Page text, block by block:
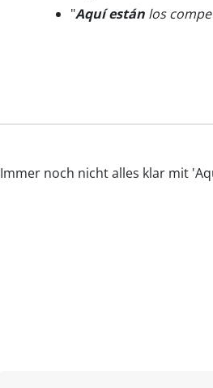
"Aquí están los
Immer noch nicht alles klar mit